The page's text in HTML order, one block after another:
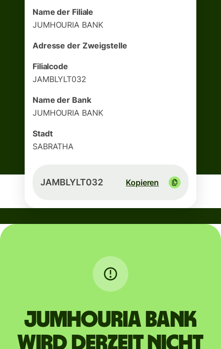
Name der Filiale
JUMHOURIA BANK
Adresse der Zweigstelle
Filialcode
JAMBLYLT032
Name der Bank
JUMHOURIA BANK
Stadt
SABRATHA
JAMBLYLT032 Kopieren
JUMHOURIA BANK
wird derzeit nicht